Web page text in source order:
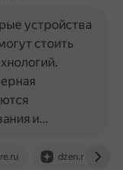
dzen.ru
устройства
стоить
и…